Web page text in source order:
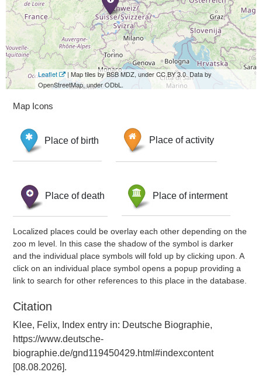
Leaflet
| Map tiles by BSB MDZ, under CC BY 3.0. Data by
OpenStreetMap, under ODbL.
Map Icons
Place of birth Place of activity
Place of death Place of interment
Localized places could be overlay each other depending on the
zoo m level. In this case the shadow of the symbol is darker
and the individual place symbols will fold up by clicking upon. A
click on an individual place symbol opens a popup providing a
link to search for other references to this place in the database.
Citation
Klee, Felix, Index entry in: Deutsche Biographie,
https://www.deutsche-
biographie.de/gnd119450429.html#indexcontent
[08.08.2026].